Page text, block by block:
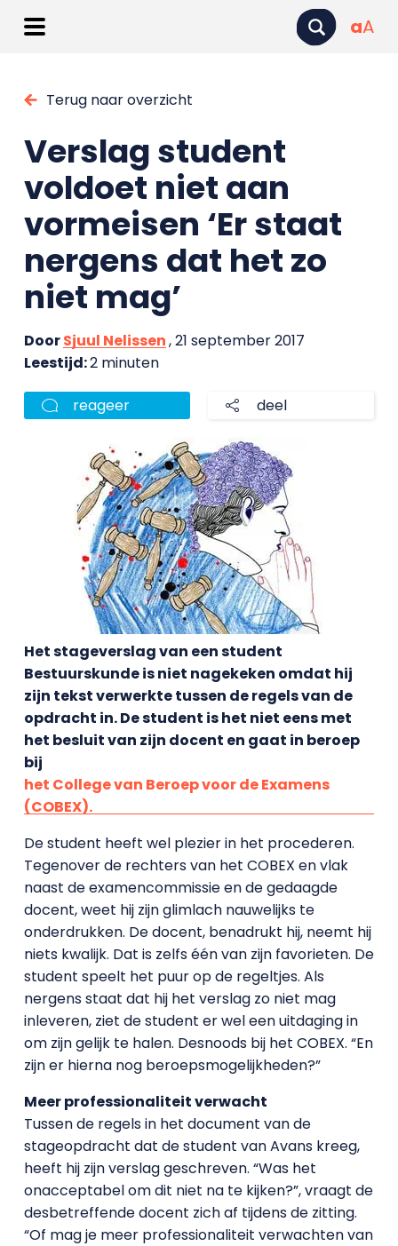
aA
Terug naar overzicht
Verslag student
voldoet niet aan
vormeisen ‘Er staat
nergens dat het zo
niet mag’
DoorSjuul Nelissen, 21 september 2017
Leestijd:2 minuten
reageer deel
Het stageverslag van een student
Bestuurskunde is niet nagekeken omdat hij
zijn tekst verwerkte tussen de regels van de
opdracht in. De student is het niet eens met
het besluit van zijn docent en gaat in beroep
bij
het College van Beroep voor de Examens
(COBEX).
De student heeft wel plezier in het procederen.
Tegenover de rechters van het COBEX en vlak
naast de examencommissie en de gedaagde
docent, weet hij zijn glimlach nauwelijks te
onderdrukken. De docent, benadrukt hij, neemt hij
niets kwalijk. Dat is zelfs één van zijn favorieten. De
student speelt het puur op de regeltjes. Als
nergens staat dat hij het verslag zo niet mag
inleveren, ziet de student er wel een uitdaging in
om zijn gelijk te halen. Desnoods bij het COBEX. “En
zijn er hierna nog beroepsmogelijkheden?”
Meer professionaliteit verwacht
Tussen de regels in het document van de
stageopdracht dat de student van Avans kreeg,
heeft hij zijn verslag geschreven. “Was het
onacceptabel om dit niet na te kijken?”, vraagt de
desbetreffende docent zich af tijdens de zitting.
“Of mag je meer professionaliteit verwachten van